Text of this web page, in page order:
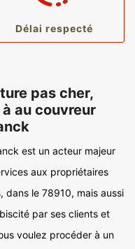
Délai respecté
pas cher,
au couvreur
est un acteur majeur
aux propriétaires
dans le 78910, mais aussi
par ses clients et
voulez procéder à un